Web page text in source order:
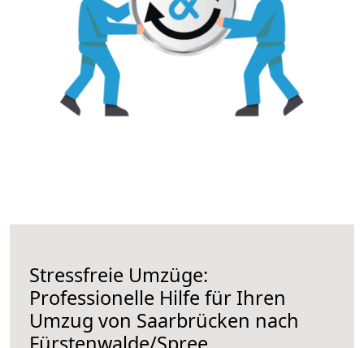
Stressfreie Umzüge:
Professionelle Hilfe für Ihren
Umzug von Saarbrücken nach